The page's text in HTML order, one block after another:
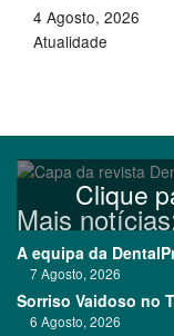
4 Agosto, 2026
Atualidade
Clique
Mais
A equipa da
7 Agosto, 2026
Sorriso Vaidoso no
6 Agosto, 2026